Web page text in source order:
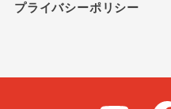
プライバシーポリシー